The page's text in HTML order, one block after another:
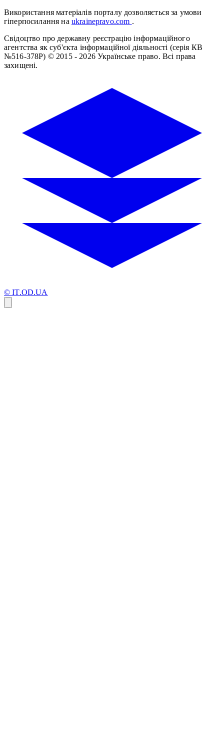
Використання матеріалів порталу дозволяється за умови
гіперпосилання на ukrainepravo.com .
Свідоцтво про державну реєстрацію інформаційного
агентства як суб'єкта інформаційної діяльності (серія КВ
№516-378Р) © 2015 - 2026 Українське право. Всі права
захищені.
© IT.OD.UA